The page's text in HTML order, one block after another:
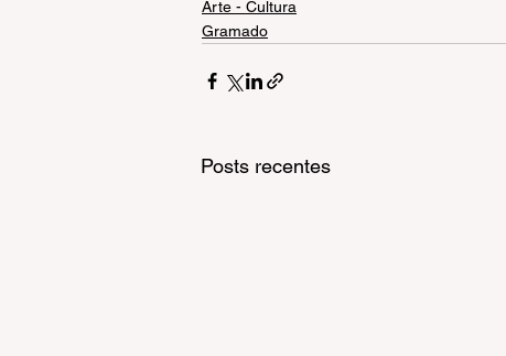
Arte - Cultura
Gramado
Posts recentes